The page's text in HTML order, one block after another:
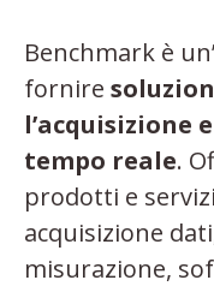
Benchmark è
fornire
l’acquisizione
tempo reale.
prodotti e
acquisizione
misurazione,